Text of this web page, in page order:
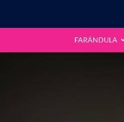
FARÁNDULA